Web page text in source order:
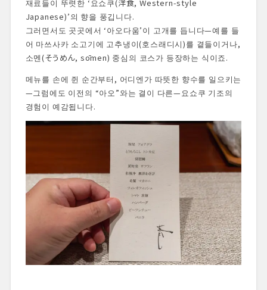
재료들이 뚜렷한 ‘요쇼쿠(洋食, Western-style
Japanese)’의 향을 풍깁니다.
그러면서도 곳곳에서 ‘아오다움’이 고개를 듭니다—예를 들
어 마쓰사카 소고기에 고추냉이(호스래디시)를 곁들이거나,
소멘(そうめん, sōmen) 중심의 코스가 등장하는 식이죠.
메뉴를 손에 쥔 순간부터, 어디엔가 따뜻한 향수를 일으키는
—그럼에도 이전의 “아오”와는 결이 다른—요쇼쿠 기조의
경험이 예감됩니다.